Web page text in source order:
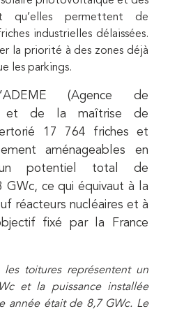
qu’elles permettent de
industrielles délaissées.
la priorité à des zones déjà
les parkings.
(Agence de
et de la maîtrise de
17 764 friches et
aménageables en
un potentiel total de
GWc, ce qui équivaut à la
réacteurs nucléaires et à
fixé par la France
les toitures représentent un
et la puissance installée
année était de 8,7 GWc. Le